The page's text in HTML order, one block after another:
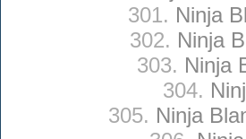
301. Ninja
302. Ninja
303. Ninja
304.
305. Ninja